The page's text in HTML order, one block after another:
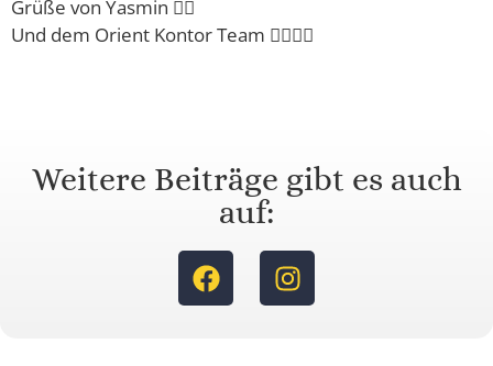
Grüße von Yasmin 🙋‍♀️
Und dem Orient Kontor Team 🙋‍♂️🙋‍♂️
Weitere Beiträge gibt es auch
auf: